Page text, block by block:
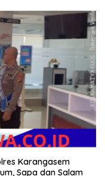
Karangasem
Sapa dan Salam